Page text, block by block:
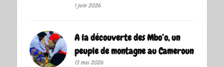
1 juin 2026
A la découverte des Mbo’o, un
peuple de montagne au Cameroun
13 mai 2026